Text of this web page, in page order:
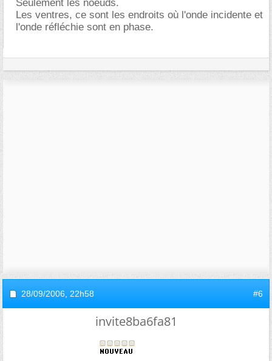
Seulement les noeuds.
Les ventres, ce sont les endroits où l'onde incidente et
l'onde réfléchie sont en phase.
28/09/2006, 22h58 #6
invite8ba6fa81